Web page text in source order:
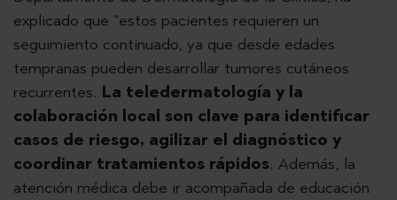
explicado que “estos pacientes requieren un
seguimiento continuado, ya que desde edades
tempranas pueden desarrollar tumores cutáneos
recurrentes. La teledermatología y la
colaboración local son clave para identificar
casos de riesgo, agilizar el diagnóstico y
coordinar tratamientos rápidos. Además, la
atención médica debe ir acompañada de educación